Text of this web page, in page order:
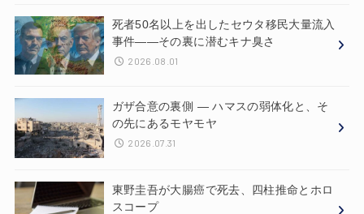
死者50名以上を出したセウタ移民大量流入
事件——その裏に潜むキナ臭さ
2026.08.01
ガザ合意の裏側 ― ハマスの弱体化と、そ
の先にあるモヤモヤ
2026.07.31
東野圭吾が大腸癌で死去、四柱推命とホロ
スコープ